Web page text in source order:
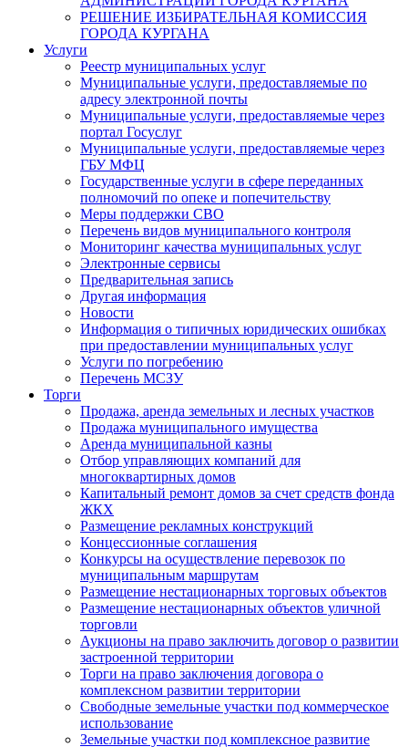
РЕШЕНИЕ ИЗБИРАТЕЛЬНАЯ КОМИССИЯ
ГОРОДА КУРГАНА
Услуги
Реестр муниципальных услуг
Муниципальные услуги, предоставляемые по
адресу электронной почты
Муниципальные услуги, предоставляемые через
портал Госуслуг
Муниципальные услуги, предоставляемые через
ГБУ МФЦ
Государственные услуги в сфере переданных
полномочий по опеке и попечительству
Меры поддержки СВО
Перечень видов муниципального контроля
Мониторинг качества муниципальных услуг
Электронные сервисы
Предварительная запись
Другая информация
Новости
Информация о типичных юридических ошибках
при предоставлении муниципальных услуг
Услуги по погребению
Перечень МСЗУ
Торги
Продажа, аренда земельных и лесных участков
Продажа муниципального имущества
Аренда муниципальной казны
Отбор управляющих компаний для
многоквартирных домов
Капитальный ремонт домов за счет средств фонда
ЖКХ
Размещение рекламных конструкций
Концессионные соглашения
Конкурсы на осуществление перевозок по
муниципальным маршрутам
Размещение нестационарных торговых объектов
Размещение нестационарных объектов уличной
торговли
Аукционы на право заключить договор о развитии
застроенной территории
Торги на право заключения договора о
комплексном развитии территории
Свободные земельные участки под коммерческое
использование
Земельные участки под комплексное развитие